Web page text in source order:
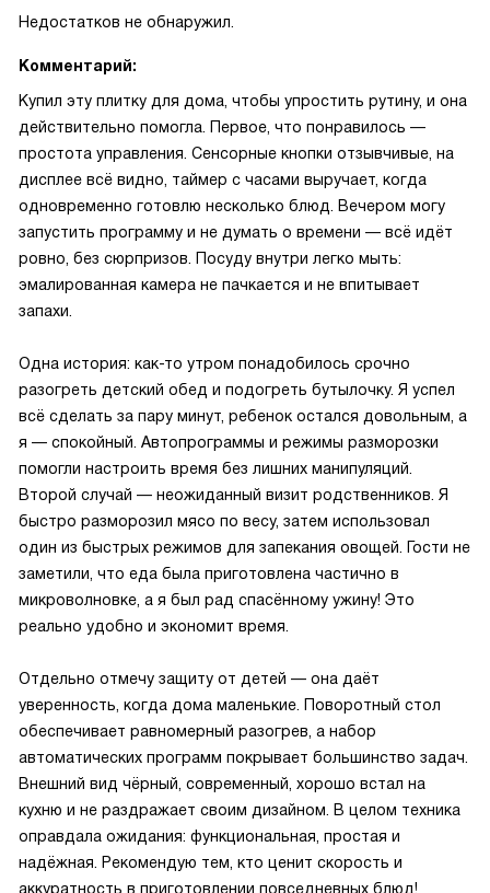
Недостатков не обнаружил.
Комментарий:
Купил эту плитку для дома, чтобы упростить рутину, и она
действительно помогла. Первое, что понравилось —
простота управления. Сенсорные кнопки отзывчивые, на
дисплее всё видно, таймер с часами выручает, когда
одновременно готовлю несколько блюд. Вечером могу
запустить программу и не думать о времени — всё идёт
ровно, без сюрпризов. Посуду внутри легко мыть:
эмалированная камера не пачкается и не впитывает
запахи.
Одна история: как-то утром понадобилось срочно
разогреть детский обед и подогреть бутылочку. Я успел
всё сделать за пару минут, ребенок остался довольным, а
я — спокойный. Автопрограммы и режимы разморозки
помогли настроить время без лишних манипуляций.
Второй случай — неожиданный визит родственников. Я
быстро разморозил мясо по весу, затем использовал
один из быстрых режимов для запекания овощей. Гости не
заметили, что еда была приготовлена частично в
микроволновке, а я был рад спасённому ужину! Это
реально удобно и экономит время.
Отдельно отмечу защиту от детей — она даёт
уверенность, когда дома маленькие. Поворотный стол
обеспечивает равномерный разогрев, а набор
автоматических программ покрывает большинство задач.
Внешний вид чёрный, современный, хорошо встал на
кухню и не раздражает своим дизайном. В целом техника
оправдала ожидания: функциональная, простая и
надёжная. Рекомендую тем, кто ценит скорость и
аккуратность в приготовлении повседневных блюд!